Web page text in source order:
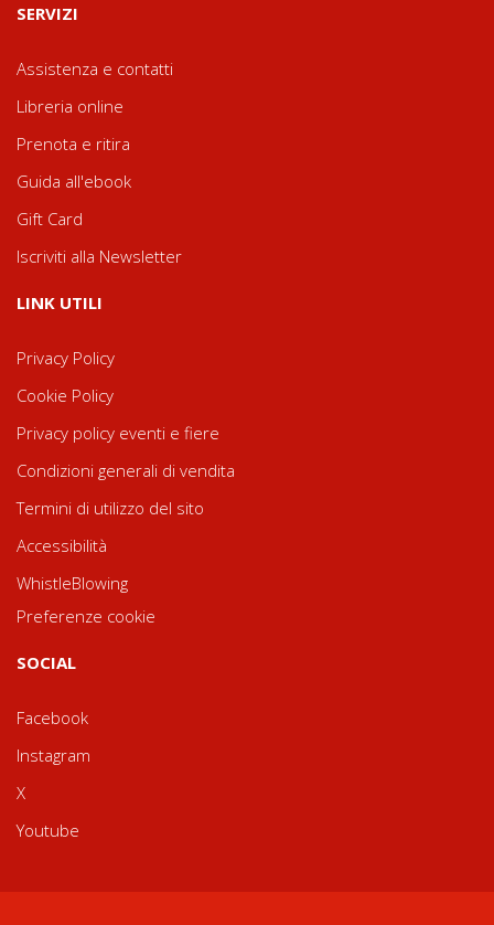
SERVIZI
Assistenza e contatti
Libreria online
Prenota e ritira
Guida all'ebook
Gift Card
Iscriviti alla Newsletter
LINK UTILI
Privacy Policy
Cookie Policy
Privacy policy eventi e fiere
Condizioni generali di vendita
Termini di utilizzo del sito
Accessibilità
WhistleBlowing
Preferenze cookie
SOCIAL
Facebook
Instagram
X
Youtube